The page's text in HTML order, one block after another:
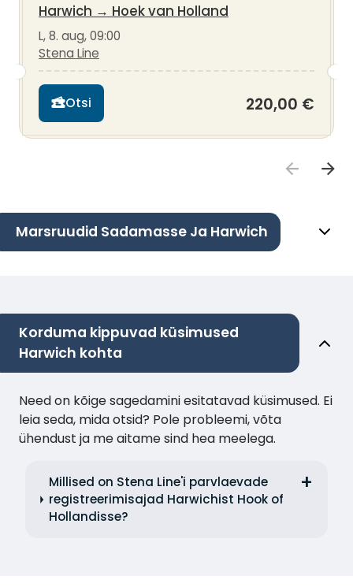
Harwich → Hoek van Holland
L, 8. aug, 09:00
Stena Line
Otsi 220,00 €
Marsruudid Sadamasse Ja Harwich
Korduma kippuvad küsimused
Harwich kohta
Need on kõige sagedamini esitatavad küsimused. Ei
leia seda, mida otsid? Pole probleemi, võta
ühendust ja me aitame sind hea meelega.
Millised on Stena Line'i parvlaevade
registreerimisajad Harwichist Hook of
Hollandisse?